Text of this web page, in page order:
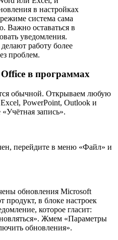
в настройках
система сама
Важно оставаться в
уведомления.
работу более
проблем.
в программах
обычной. Открываем любую
PowerPoint, Outlook и
запись».
перейдите в меню «Файл» и
обновления Microsoft
продукт, в блоке настроек
которое гласит:
Жмем «Параметры
обновления».